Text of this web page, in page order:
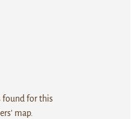
found for this
map.